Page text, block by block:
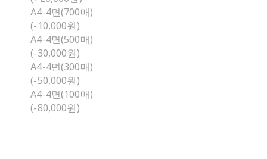
A4-4면(700매)
(-10,000원)
A4-4면(500매)
(-30,000원)
A4-4면(300매)
(-50,000원)
A4-4면(100매)
(-80,000원)